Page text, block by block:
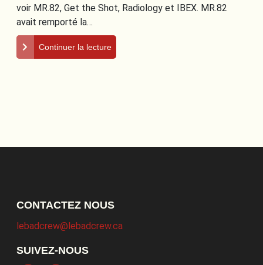
voir MR.82, Get the Shot, Radiology et IBEX. MR.82
avait remporté la…
Continuer la lecture
CONTACTEZ NOUS
lebadcrew@lebadcrew.ca
SUIVEZ-NOUS